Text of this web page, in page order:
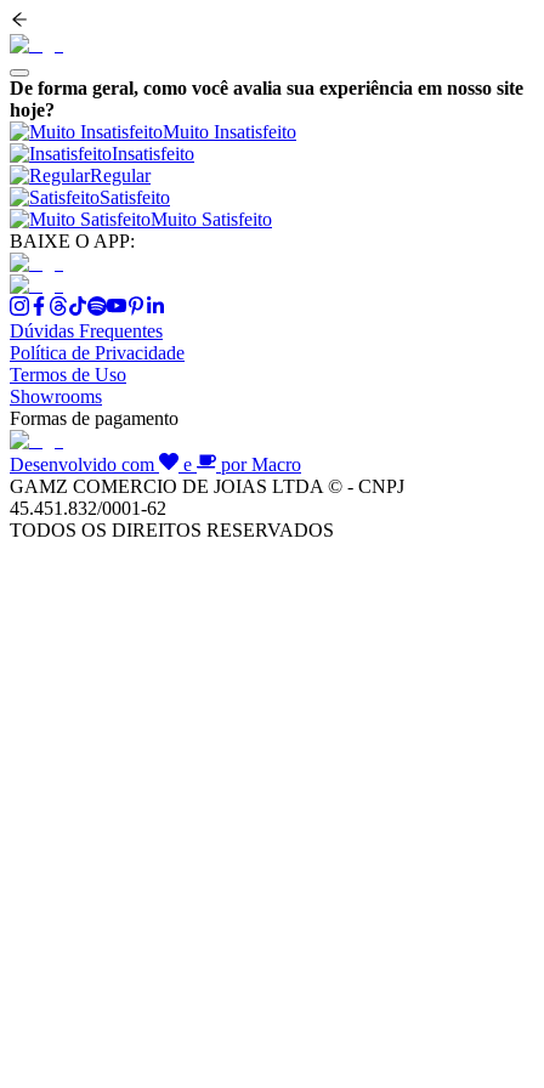
De forma geral, como você avalia sua experiência em nosso site
hoje?
Muito Insatisfeito
Insatisfeito
Regular
Satisfeito
Muito Satisfeito
BAIXE O APP:
Dúvidas Frequentes
Política de Privacidade
Termos de Uso
Showrooms
Formas de pagamento
Desenvolvido com e
por Macro
GAMZ COMERCIO DE JOIAS LTDA © - CNPJ
45.451.832/0001-62
TODOS OS DIREITOS RESERVADOS